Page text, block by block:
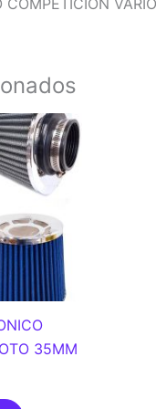
COMPETICION
35MM